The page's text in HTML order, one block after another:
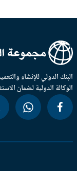
الدولي للإنشاء والتعمير
الدولية لضمان الاستثمار